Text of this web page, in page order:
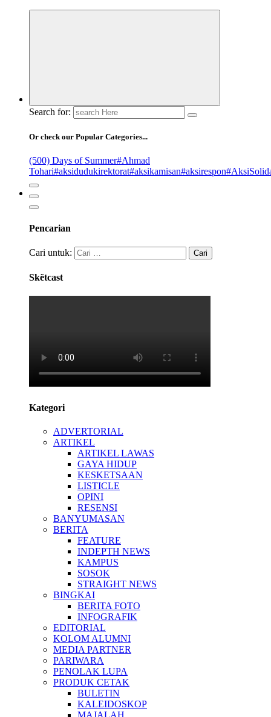
Search for:
Or check our Popular Categories...
(500) Days of Summer#Ahmad
Tohari#aksidudukirektorat#aksikamisan#aksirespon
Pencarian
Cari untuk:
Skëtcast
Kategori
ADVERTORIAL
ARTIKEL
ARTIKEL LAWAS
GAYA HIDUP
KESKETSAAN
LISTICLE
OPINI
RESENSI
BANYUMASAN
BERITA
FEATURE
INDEPTH NEWS
KAMPUS
SOSOK
STRAIGHT NEWS
BINGKAI
BERITA FOTO
INFOGRAFIK
EDITORIAL
KOLOM ALUMNI
MEDIA PARTNER
PARIWARA
PENOLAK LUPA
PRODUK CETAK
BULETIN
KALEIDOSKOP
MAJALAH